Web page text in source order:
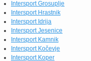
obutve […]
Intersport Grosuplje
Intersport Hrastnik
Intersport Idrija
Intersport Jesenice
Intersport Kamnik
Intersport Kočevje
Intersport Koper